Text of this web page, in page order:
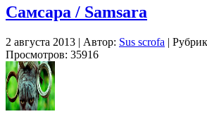
Самсара / Samsara
2 августа 2013 | Автор: Sus scrofa |
Просмотров: 35916